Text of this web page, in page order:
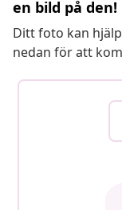
en bild på den!
Ditt foto kan
nedan för att